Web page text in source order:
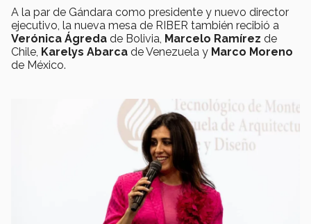
A la par de Gándara como presidente y nuevo director
ejecutivo, la nueva mesa de RIBER también recibió a
Verónica Ágreda de Bolivia, Marcelo Ramírez de
Chile, Karelys Abarca de Venezuela y Marco Moreno
de México.